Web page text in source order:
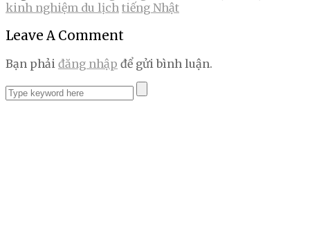
kinh nghiệm du lịch tiếng Nhật
Leave A Comment
Bạn phải đăng nhập để gửi bình luận.